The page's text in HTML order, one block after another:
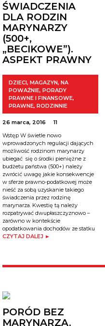
ŚWIADCZENIA
DLA RODZIN
MARYNARZY
(500+,
„BECIKOWE”).
ASPEKT PRAWNY
DZIECI, MAGAZYN, NA
POWAŻNIE, PORADY
PRAWNE I FINANSOWE,
PRAWNE, RODZINNIE
26 marca, 2016
11
Wstęp W świetle nowo
wprowadzonych regulacji dających
możliwość rodzinom marynarzy
ubiegać się o środki pieniężne z
budżetu państwa (500+) należy
zwrócić uwagę jakie konsekwencje
w sferze prawno-podatkowej może
nieść za sobą uzyskanie takiego
świadczenia przez rodzinę
marynarza. Kwestię tą należy
rozpatrywać dwupłaszczyznowo –
zarówno w kontekście
opodatkowania dochodów ze statku
CZYTAJ DALEJ ►
PORÓD BEZ
MARYNARZA.